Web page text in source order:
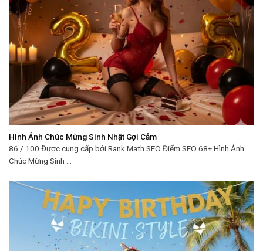
Hình Ảnh Chúc Mừng Sinh Nhật Gợi Cảm
86 / 100 Được cung cấp bởi Rank Math SEO Điểm SEO 68+ Hình Ảnh
Chúc Mừng Sinh ...